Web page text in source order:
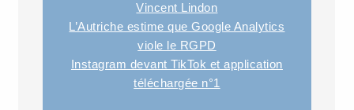
Vincent Lindon
L’Autriche estime que Google Analytics
viole le RGPD
Instagram devant TikTok et application
téléchargée n°1